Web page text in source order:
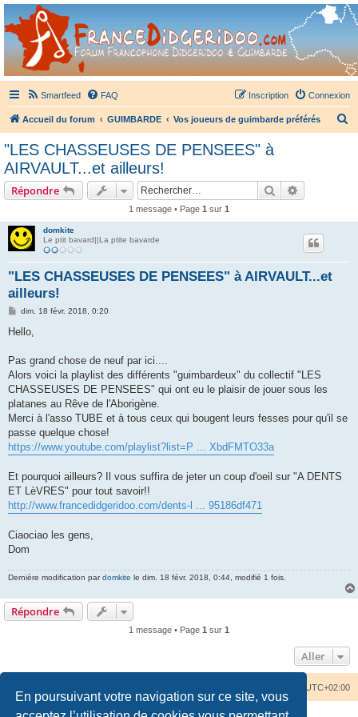
En poursuivant votre navigation sur ce site, vous
France Didgeridoo
Didgeridoo et Guimbarde sur France Didgeridoo - retrouvez la communauté.
Smartfeed FAQ Connexion
Inscription
Accueil du forum GUIMBARDE Vos joueurs de guimbarde préférés
"LES CHASSEUSES DE PENSEES" à
AIRVAULT...et ailleurs!
Répondre Rechercher
1 message • Page 1 sur 1
domkite
Le ptit bavard||La ptite bavarde
"LES CHASSEUSES DE PENSEES" à AIRVAULT...et
ailleurs!
M
s
g
dim. 18 févr. 2018, 0:20
Hello,
Pas grand chose de neuf par ici....
Alors voici la playlist des différents "guimbardeux" du collectif "LES
CHASSEUSES DE PENSEES" qui ont eu le plaisir de jouer sous les
platanes au Rêve de l'Aborigène.
Merci à l'asso TUBE et à tous ceux qui bougent leurs fesses pour qu'il se
passe quelque chose!
https://www.youtube.com/playlist?list=P ... XbdFMTO33a
Et pourquoi ailleurs? Il vous suffira de jeter un coup d'oeil sur "A DENTS
ET LèVRES" pour tout savoir!!
http://www.francedidgeridoo.com/dents-l ... 95186df471
Ciaociao les gens,
Dom
Dernière modification pardomkite le dim. 18 févr. 2018, 0:44, modifié 1 fois.
Répondre
1 message • Page 1 sur 1
Aller
UTC+02:00